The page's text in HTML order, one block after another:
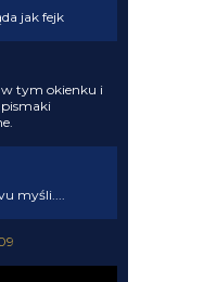
jak fejk
tym okienku i
myśli....